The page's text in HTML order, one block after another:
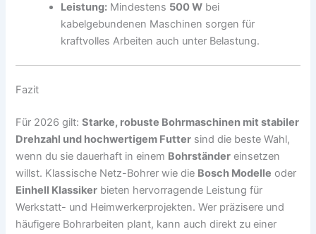
Leistung: Mindestens 500 W bei
kabelgebundenen Maschinen sorgen für
kraftvolles Arbeiten auch unter Belastung.
Fazit
Für 2026 gilt:Starke, robuste Bohrmaschinen mit stabiler
Drehzahl und hochwertigem Futter sind die beste Wahl,
wenn du sie dauerhaft in einem Bohrständer einsetzen
willst. Klassische Netz-Bohrer wie die Bosch Modelle oder
Einhell Klassiker bieten hervorragende Leistung für
Werkstatt- und Heimwerkerprojekten. Wer präzisere und
häufigere Bohrarbeiten plant, kann auch direkt zu einer